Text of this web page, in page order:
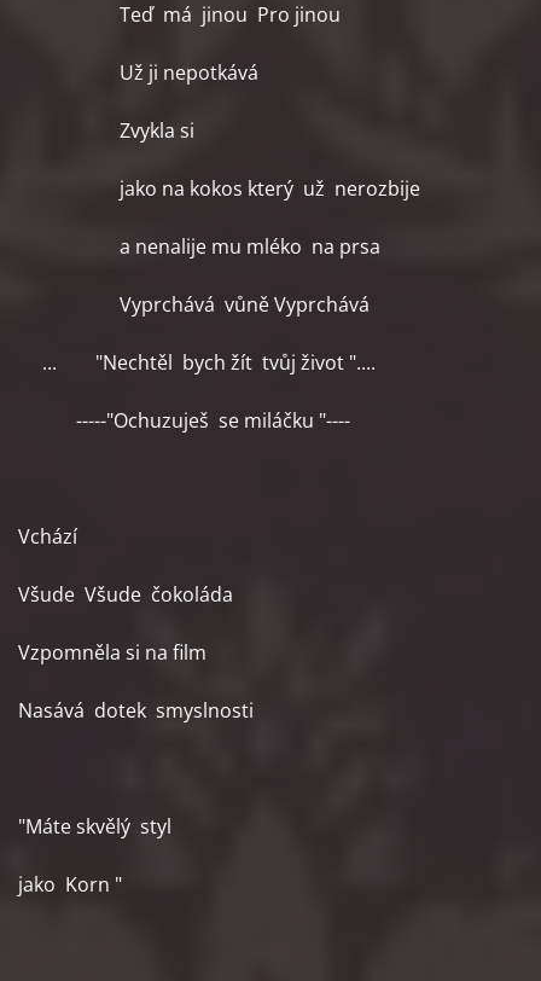
Teď má jinou Pro jinou
Už ji nepotkává
Zvykla si
jako na kokos který už nerozbije
a nenalije mu mléko na prsa
Vyprchává vůně Vyprchává
... "Nechtěl bych žít tvůj život "....
-----"Ochuzuješ se miláčku "----
Vchází
Všude Všude čokoláda
Vzpomněla si na film
Nasává dotek smyslnosti
"Máte skvělý styl
jako Korn "